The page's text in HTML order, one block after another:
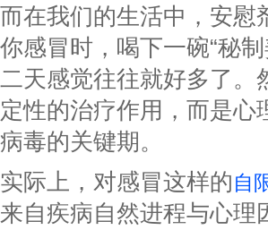
而在我们的生活中，安慰
你感冒时，喝下一碗“秘
二天感觉往往就好多了。
定性的治疗作用，而是
病毒的关键期。
实际上，对感冒这样的自
来自疾病自然进程与心理